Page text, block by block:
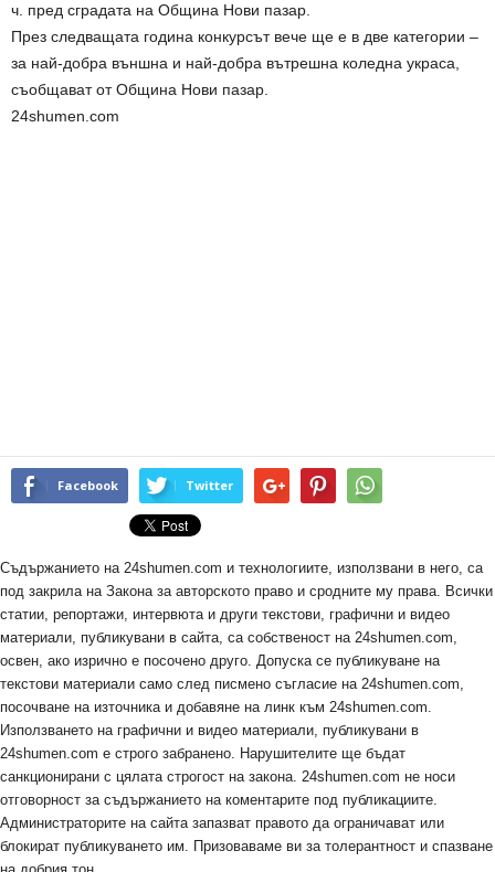
ч. пред сградата на Община Нови пазар.
През следващата година конкурсът вече ще е в две категории –
за най-добра външна и най-добра вътрешна коледна украса,
съобщават от Община Нови пазар.
24shumen.com
Facebook Twitter
Съдържанието на 24shumen.com и технологиите, използвани в него, са
под закрила на Закона за авторското право и сродните му права. Всички
статии, репортажи, интервюта и други текстови, графични и видео
материали, публикувани в сайта, са собственост на 24shumen.com,
освен, ако изрично е посочено друго. Допуска се публикуване на
текстови материали само след писмено съгласие на 24shumen.com,
посочване на източника и добавяне на линк към 24shumen.com.
Използването на графични и видео материали, публикувани в
24shumen.com е строго забранено. Нарушителите ще бъдат
санкционирани с цялата строгост на закона. 24shumen.com не носи
отговорност за съдържанието на коментарите под публикациите.
Администраторите на сайта запазват правото да ограничават или
блокират публикуването им. Призоваваме ви за толерантност и спазване